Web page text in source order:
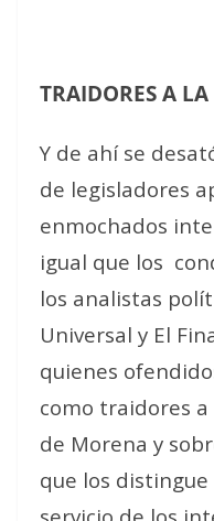
TRAIDORES A
Y de ahí se
de legisladores
enmochados
igual que los
los analistas
Universal y El
quienes
como traidores
de Morena y
que los